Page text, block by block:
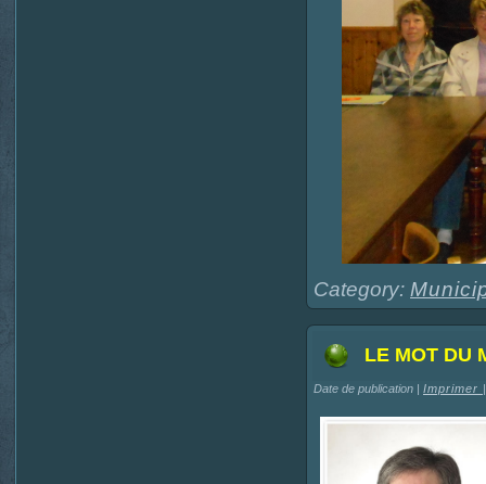
Category:
LE MOT DU
Date de publication | Imprimer